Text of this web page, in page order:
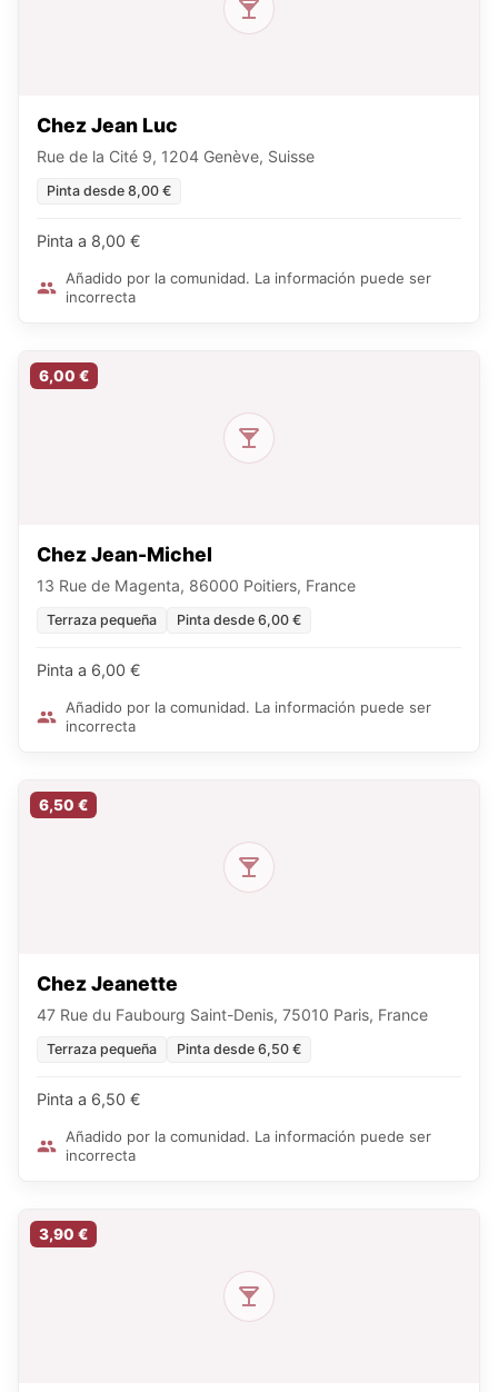
Chez Jean Luc
Rue de la Cité 9, 1204 Genève, Suisse
Pinta desde 8,00 €
Pinta a 8,00 €
Añadido por la comunidad. La información puede ser
incorrecta
6,00 €
Chez Jean-Michel
13 Rue de Magenta, 86000 Poitiers, France
Terraza pequeña Pinta desde 6,00 €
Pinta a 6,00 €
Añadido por la comunidad. La información puede ser
incorrecta
6,50 €
Chez Jeanette
47 Rue du Faubourg Saint-Denis, 75010 Paris, France
Terraza pequeña Pinta desde 6,50 €
Pinta a 6,50 €
Añadido por la comunidad. La información puede ser
incorrecta
3,90 €